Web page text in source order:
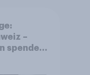
–
spenden,